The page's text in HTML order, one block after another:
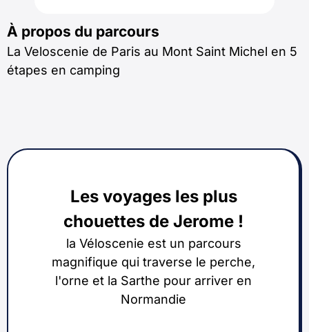
À propos du parcours
La Veloscenie de Paris au Mont Saint Michel en 5
étapes en camping
Les voyages les plus
chouettes de Jerome !
la Véloscenie est un parcours
magnifique qui traverse le perche,
l'orne et la Sarthe pour arriver en
Normandie